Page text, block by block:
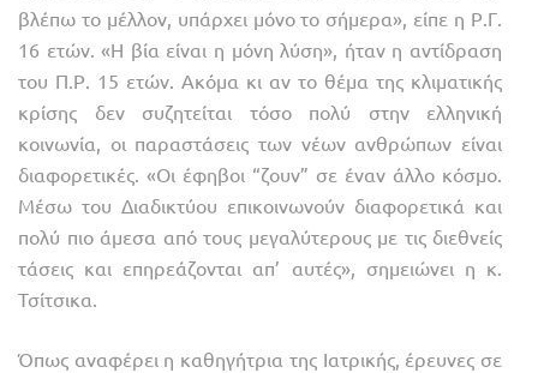
βλέπω το μέλλον, υπάρχει μόνο το σήμερα», είπε η Ρ.Γ.
16 ετών. «Η βία είναι η μόνη λύση», ήταν η αντίδραση
του Π.Ρ. 15 ετών. Ακόμα κι αν το θέμα της κλιματικής
κρίσης δεν συζητείται τόσο πολύ στην ελληνική
κοινωνία, οι παραστάσεις των νέων ανθρώπων είναι
διαφορετικές. «Οι έφηβοι “ζουν” σε έναν άλλο κόσμο.
Μέσω του Διαδικτύου επικοινωνούν διαφορετικά και
πολύ πιο άμεσα από τους μεγαλύτερους με τις διεθνείς
τάσεις και επηρεάζονται απ’ αυτές», σημειώνει η κ.
Τσίτσικα.
Όπως αναφέρει η καθηγήτρια της Ιατρικής, έρευνες σε